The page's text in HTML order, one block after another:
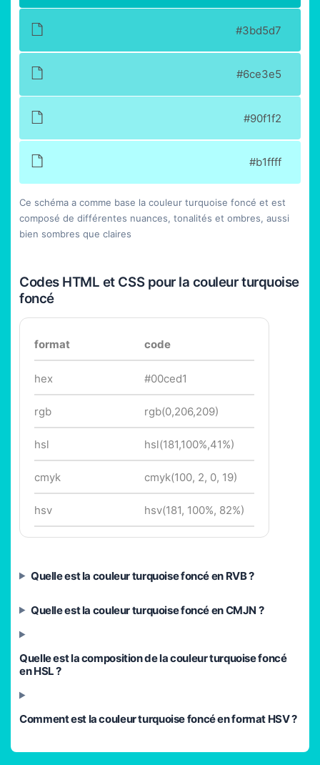
#3bd5d7
#6ce3e5
#90f1f2
#b1ffff
Ce schéma a comme base la couleur turquoise foncé et est
composé de différentes nuances, tonalités et ombres, aussi
bien sombres que claires
Codes HTML et CSS pour la couleur turquoise
foncé
format code
hex #00ced1
rgb rgb(0,206,209)
hsl hsl(181,100%,41%)
cmyk cmyk(100, 2, 0, 19)
hsv hsv(181, 100%, 82%)
Quelle est la couleur turquoise foncé en RVB ?
Quelle est la couleur turquoise foncé en CMJN ?
Quelle est la composition de la couleur turquoise foncé
en HSL ?
Comment est la couleur turquoise foncé en format HSV ?